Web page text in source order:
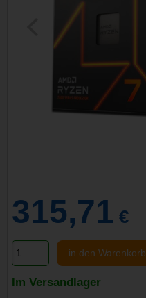
315,71 €
in den Warenkorb
Im Versandlager